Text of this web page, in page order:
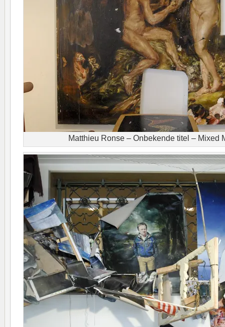
Matthieu Ronse – Onbekende titel – Mixed